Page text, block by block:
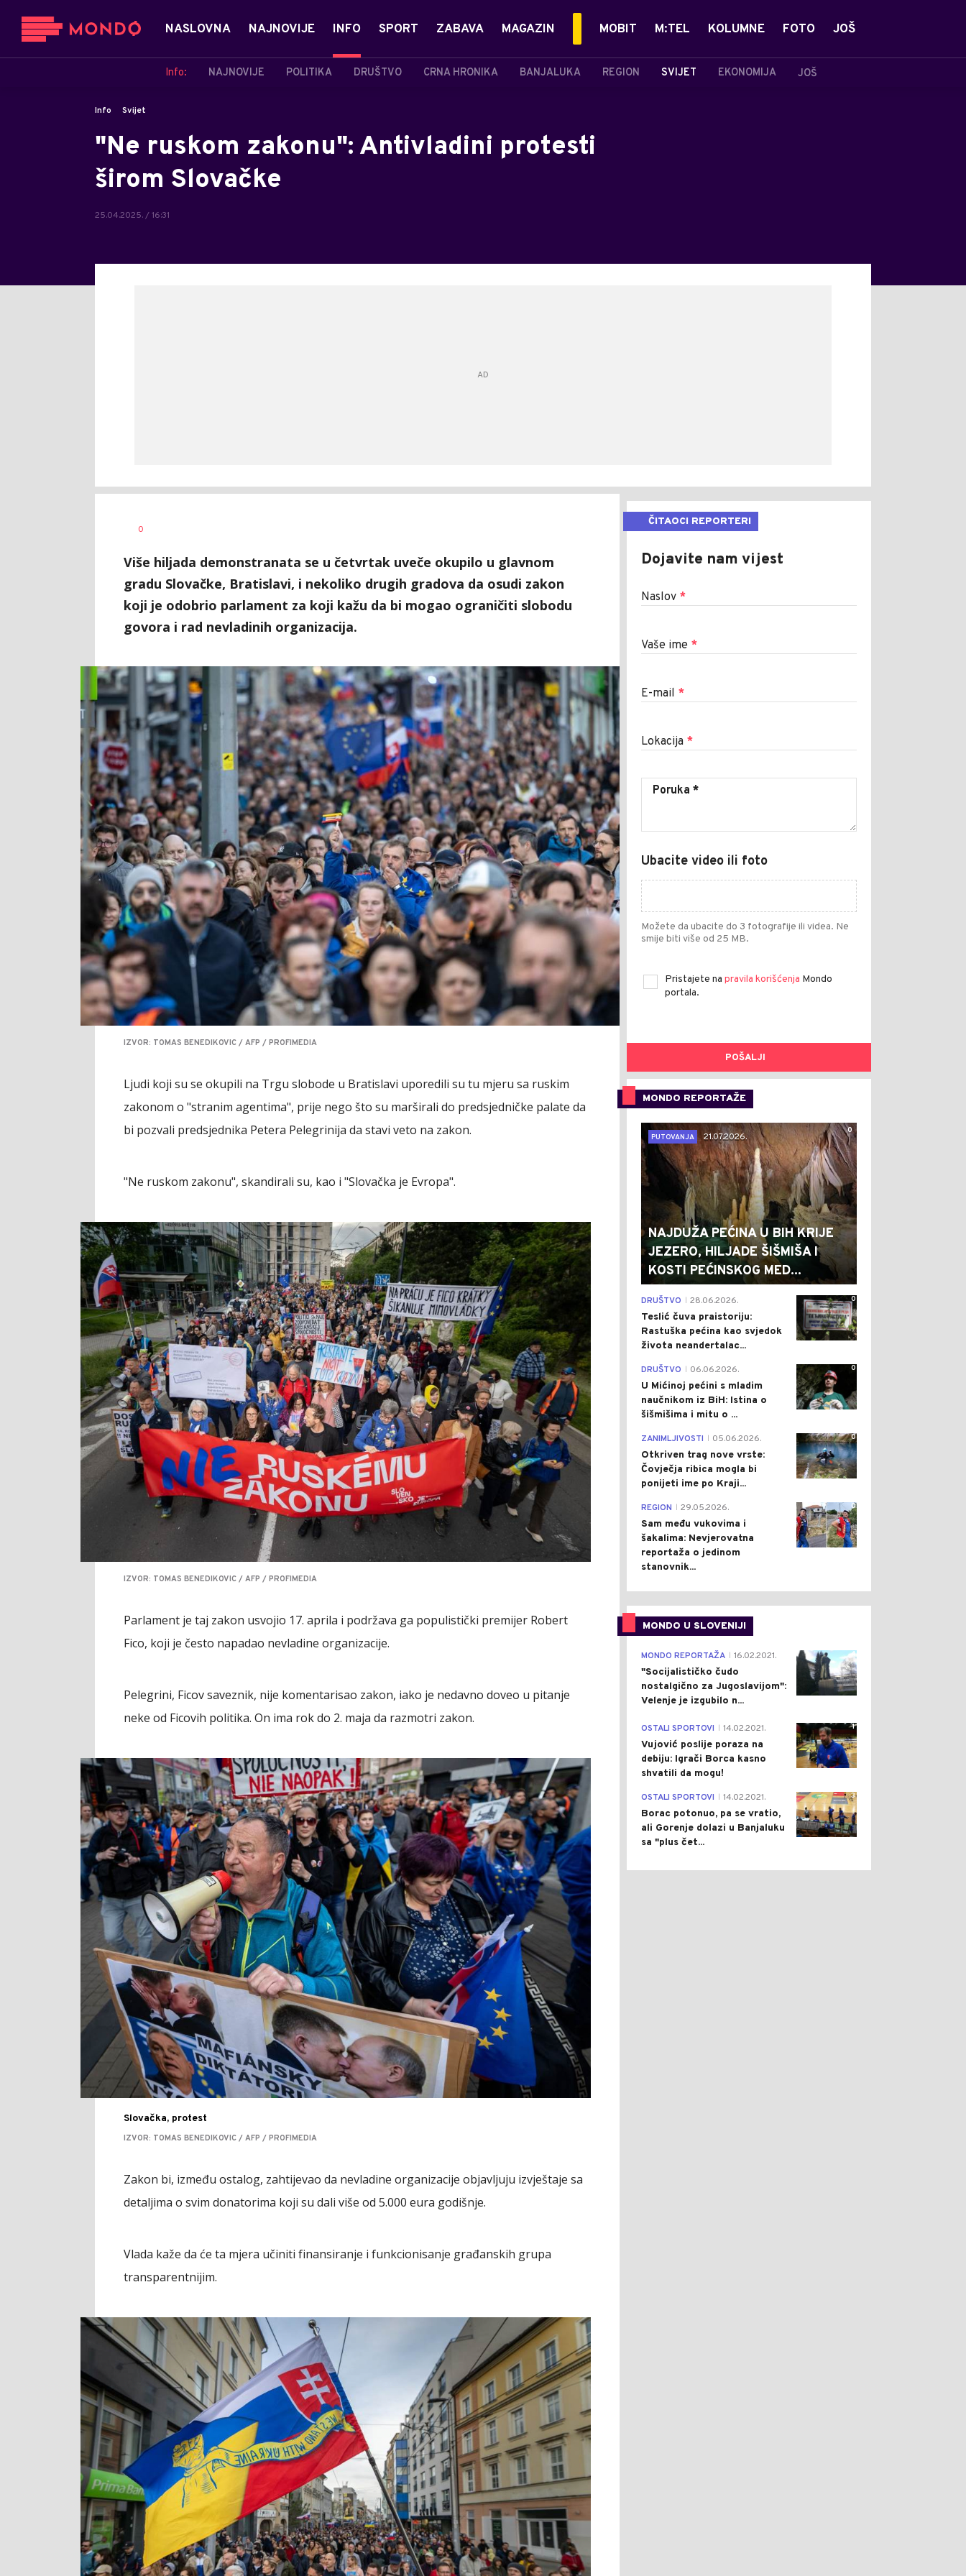
NASLOVNA NAJNOVIJE INFO
Info: NAJNOVIJE POLITIKA DRUŠTVO CRNA HRONIKA BANJALUKA REGION SVIJET EKONOMIJA JOŠ
SPORT ZABAVA MAGAZIN MOBIT M:TEL KOLUMNE FOTO JOŠ
Info Svijet
"Ne ruskom zakonu": Antivladini protesti
širom Slovačke
25.04.2025. / 16:31
AUTOR
0
Više hiljada demonstranata se u četvrtak uveče okupilo u glavnom
gradu Slovačke, Bratislavi, i nekoliko drugih gradova da osudi zakon
koji je odobrio parlament za koji kažu da bi mogao ograničiti slobodu
govora i rad nevladinih organizacija.
IZVOR: TOMAS BENEDIKOVIC / AFP / PROFIMEDIA
Ljudi koji su se okupili na Trgu slobode u Bratislavi uporedili su tu mjeru sa ruskim
zakonom o "stranim agentima", prije nego što su marširali do predsjedničke palate da
bi pozvali predsjednika Petera Pelegrinija da stavi veto na zakon.
"Ne ruskom zakonu", skandirali su, kao i "Slovačka je Evropa".
IZVOR: TOMAS BENEDIKOVIC / AFP / PROFIMEDIA
Parlament je taj zakon usvojio 17. aprila i podržava ga populistički premijer Robert
Fico, koji je često napadao nevladine organizacije.
Pelegrini, Ficov saveznik, nije komentarisao zakon, iako je nedavno doveo u pitanje
neke od Ficovih politika. On ima rok do 2. maja da razmotri zakon.
Slovačka, protest
IZVOR: TOMAS BENEDIKOVIC / AFP / PROFIMEDIA
Zakon bi, između ostalog, zahtijevao da nevladine organizacije objavljuju izvještaje sa
detaljima o svim donatorima koji su dali više od 5.000 eura godišnje.
Vlada kaže da će ta mjera učiniti finansiranje i funkcionisanje građanskih grupa
transparentnijim.
ČITAOCI REPORTERI
Dojavite nam vijest
Naslov *
Vaše ime *
E-mail *
Lokacija *
Ubacite video ili foto
Možete da ubacite do 3 fotografije ili videa. Ne
smije biti više od 25 MB.
Pristajete na pravila korišćenja Mondo
portala.
POŠALJI
MONDO REPORTAŽE
0
PUTOVANJA
21.07.2026.
NAJDUŽA PEĆINA U BIH KRIJE
JEZERO, HILJADE ŠIŠMIŠA I
KOSTI PEĆINSKOG MED...
0
DRUŠTVO 28.06.2026.
Teslić čuva praistoriju:
Rastuška pećina kao svjedok
života neandertalac...
0
DRUŠTVO 06.06.2026.
U Mićinoj pećini s mladim
naučnikom iz BiH: Istina o
šišmišima i mitu o ...
0
ZANIMLJIVOSTI 05.06.2026.
Otkriven trag nove vrste:
Čovječja ribica mogla bi
ponijeti ime po Kraji...
0
REGION 29.05.2026.
Sam među vukovima i
šakalima: Nevjerovatna
reportaža o jedinom
stanovnik...
MONDO U SLOVENIJI
4
MONDO REPORTAŽA 16.02.2021.
"Socijalističko čudo
nostalgično za Jugoslavijom":
Velenje je izgubilo n...
1
OSTALI SPORTOVI 14.02.2021.
Vujović poslije poraza na
debiju: Igrači Borca kasno
shvatili da mogu!
3
OSTALI SPORTOVI 14.02.2021.
Borac potonuo, pa se vratio,
ali Gorenje dolazi u Banjaluku
sa "plus čet...